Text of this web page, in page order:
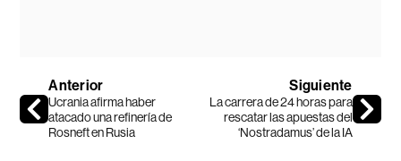
Anterior
Ucrania afirma haber
atacado una refinería de
Rosneft en Rusia
Siguiente
La carrera de 24 horas para
rescatar las apuestas del
‘Nostradamus’ de la IA